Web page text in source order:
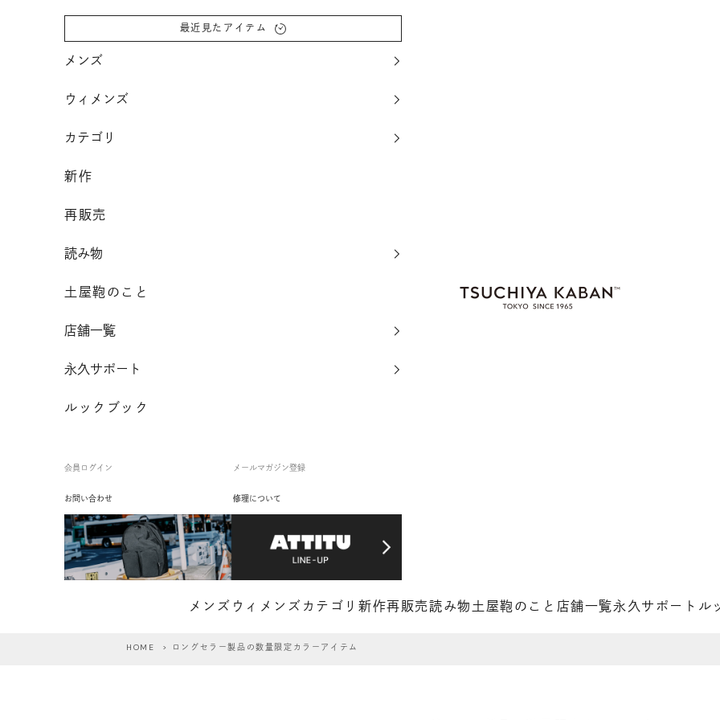
土屋鞄製造所
メンズ ウィメンズカテゴリ新作再販売読み物土屋鞄のこと 店舗一覧永久サポート ル
最近見たアイテム
メンズ
ウィメンズ
カテゴリ
新作
再販売
読み物
土屋鞄のこと
店舗一覧
永久サポート
ルックブック
会員ログイン メールマガジン登録
お問い合わせ 修理について
HOME > ロングセラー製品の数量限定カラーアイテム